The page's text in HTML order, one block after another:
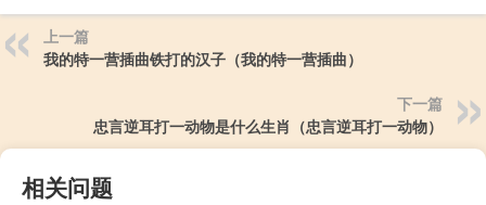
上一篇
我的特一营插曲铁打的汉子（我的特一营插曲）
下一篇
忠言逆耳打一动物是什么生肖（忠言逆耳打一动物）
相关问题